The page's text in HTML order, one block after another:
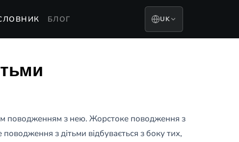
БЛОГ UK
поводженням з нею. Жорстоке поводження з
з дітьми відбувається з боку тих,